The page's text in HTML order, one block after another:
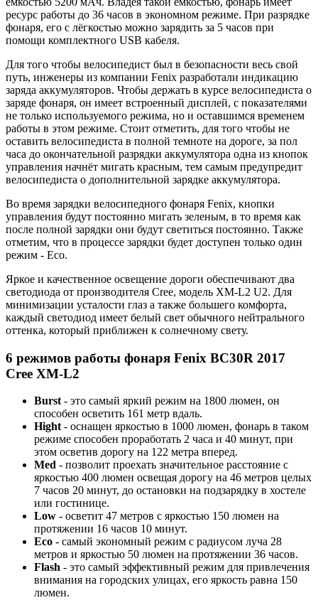
ресурс работы до 36 часов в экономном режиме. При разрядке
фонаря, его с лёгкостью можно зарядить за 5 часов при
помощи комплектного USB кабеля.
Для того чтобы велосипедист был в безопасности весь свой
путь, инженеры из компании Fenix разработали индикацию
заряда аккумуляторов. Чтобы держать в курсе велосипедиста о
заряде фонаря, он имеет встроенный дисплей, с показателями
не только используемого режима, но и оставшимся временем
работы в этом режиме. Стоит отметить, для того чтобы не
оставить велосипедиста в полной темноте на дороге, за пол
часа до окончательной разрядки аккумулятора одна из кнопок
управления начнёт мигать красным, тем самым предупредит
велосипедиста о дополнительной зарядке аккумулятора.
Во время зарядки велосипедного фонаря Fenix, кнопки
управления будут постоянно мигать зеленым, в то время как
после полной зарядки они будут светиться постоянно. Также
отметим, что в процессе зарядки будет доступен только один
режим - Eco.
Яркое и качественное освещение дороги обеспечивают два
светодиода от производителя Cree, модель XM-L2 U2. Для
минимизации усталости глаз а также большего комфорта,
каждый светодиод имеет белый свет обычного нейтрального
оттенка, который приближен к солнечному свету.
6 режимов работы фонаря Fenix BC30R 2017
Cree XM-L2
Burst - это самый яркий режим на 1800 люмен, он
способен осветить 161 метр вдаль.
Hight - оснащен яркостью в 1000 люмен, фонарь в таком
режиме способен проработать 2 часа и 40 минут, при
этом осветив дорогу на 122 метра вперед.
Med - позволит проехать значительное расстояние с
яркостью 400 люмен освещая дорогу на 46 метров целых
7 часов 20 минут, до остановки на подзарядку в хостеле
или гостинице.
Low - осветит 47 метров с яркостью 150 люмен на
протяжении 16 часов 10 минут.
Eco - самый экономный режим с радиусом луча 28
метров и яркостью 50 люмен на протяжении 36 часов.
Flash - это самый эффективный режим для привлечения
внимания на городских улицах, его яркость равна 150
люмен.